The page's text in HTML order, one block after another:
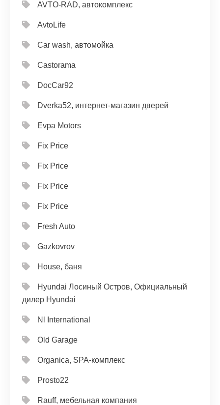
AVTO-RAD, автокомплекс
AvtoLife
Car wash, автомойка
Castorama
DocCar92
Dverka52, интернет-магазин дверей
Evpa Motors
Fix Price
Fix Price
Fix Price
Fix Price
Fresh Auto
Gazkovrov
House, баня
Hyundai Лосиный Остров, Официальный
дилер Hyundai
Nl International
Old Garage
Organica, SPA-комплекс
Prosto22
Rauff, мебельная компания